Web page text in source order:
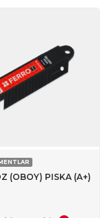
(OBOY) PISKA (A+)